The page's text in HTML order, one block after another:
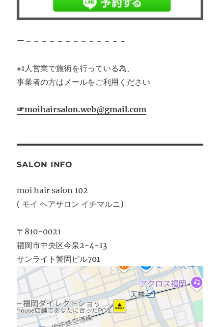
ー－－－－－－－－－－－－－
※1人営業で施術を行っている為、
事業者の方はメールをご利用ください
☞moihairsalon.web@gmail.com
SALON INFO
moi hair salon 102
( モイ ヘアサロン イチマルニ)
〒810-0021
福岡市中央区今泉2-4-13
サンライト警固ビル701